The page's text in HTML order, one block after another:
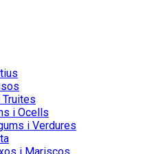
Truites
i Ocells
i Verdures